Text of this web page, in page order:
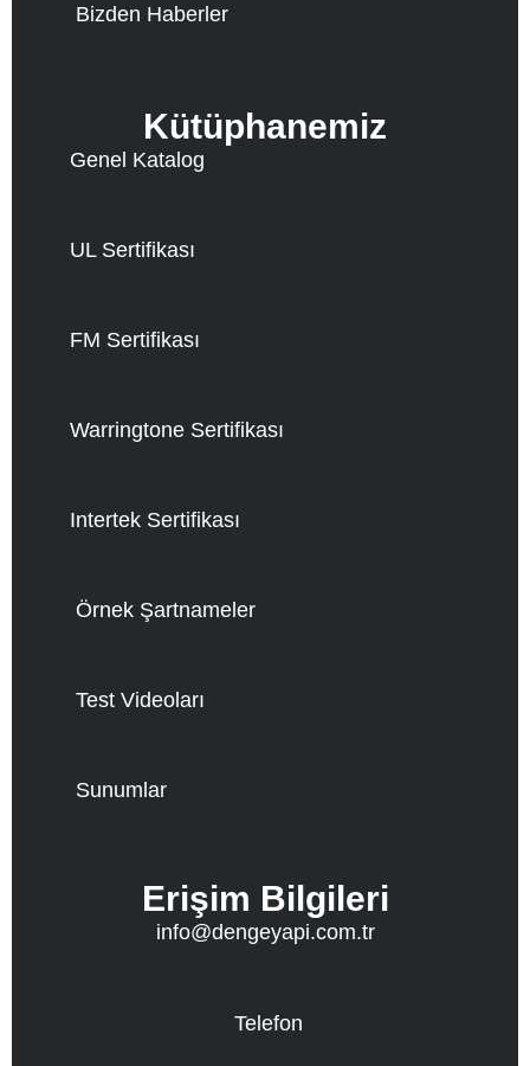
Bizden Haberler
Kütüphanemiz
Genel Katalog
UL Sertifikası
FM Sertifikası
Warringtone Sertifikası
Intertek Sertifikası
Örnek Şartnameler
Test Videoları
Sunumlar
Erişim Bilgileri
info@dengeyapi.com.tr
Telefon